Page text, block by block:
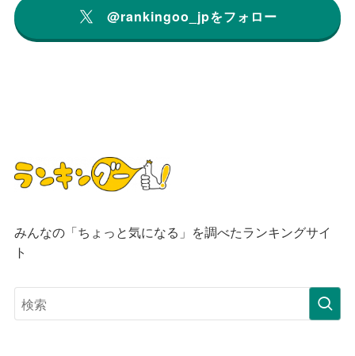
@rankingoo_jpをフォロー
みんなの「ちょっと気になる」を調べたランキングサイ
ト